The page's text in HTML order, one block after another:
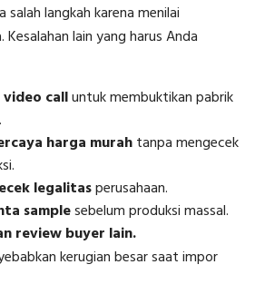
langkah karena menilai
Kesalahan lain yang harus Anda
calluntuk membuktikan pabrik
harga murahtanpa mengecek
legalitasperusahaan.
samplesebelum produksi massal.
review buyer lain.
kerugian besar saat impor